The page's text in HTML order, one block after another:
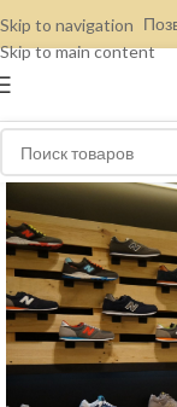
Skip to navigation
Skip to main content